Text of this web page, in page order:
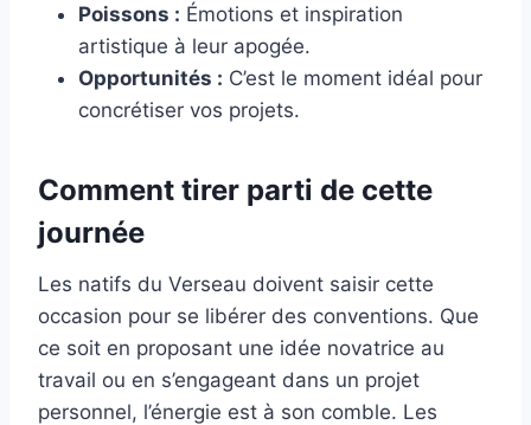
Poissons : Émotions et inspiration
artistique à leur apogée.
Opportunités : C’est le moment idéal pour
concrétiser vos projets.
Comment tirer parti de cette
journée
Les natifs du Verseau doivent saisir cette
occasion pour se libérer des conventions. Que
ce soit en proposant une idée novatrice au
travail ou en s’engageant dans un projet
personnel, l’énergie est à son comble. Les